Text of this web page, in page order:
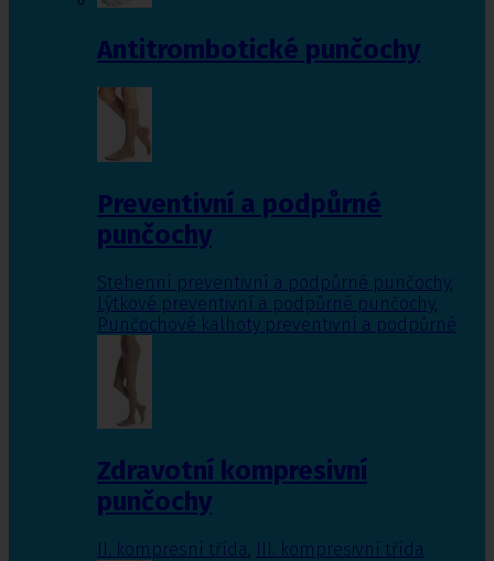
Antitrombotické punčochy
Preventivní a podpůrné
punčochy
Stehenní preventivní a podpůrné punčochy,
Lýtkové preventivní a podpůrné punčochy,
Punčochové kalhoty preventivní a podpůrné
Zdravotní kompresivní
punčochy
II. kompresní třída III. kompresivní třída